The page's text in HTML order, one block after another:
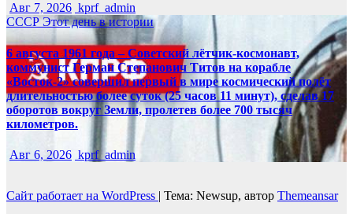
Авг 7, 2026 kprf_admin
СССРЭтот день в истории
6 августа 1961 года – Советский лётчик-космонавт,
коммунист Герман Степанович Титов на корабле
«Восток-2» совершил первый в мире космический полёт
длительностью более суток (25 часов 11 минут), сделав 17
оборотов вокруг Земли, пролетев более 700 тысяч
километров.
Авг 6, 2026 kprf_admin
Сайт работает на WordPress | Тема: Newsup, автор Themeansar